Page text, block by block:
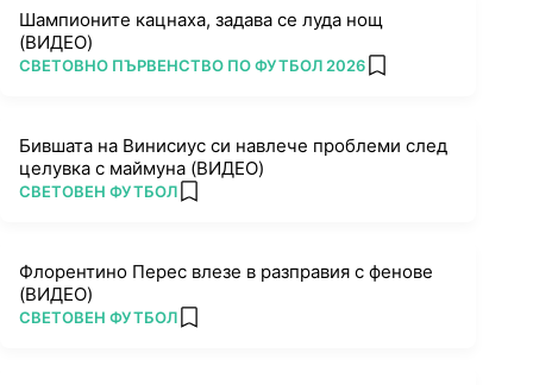
Шампионите кацнаха, задава се луда нощ
(ВИДЕО)
ПОВЕЧЕ ОТ
СВЕТОВНО ПЪРВЕНСТВО ПО ФУТБОЛ 2026 add favorites
Бившата на Винисиус си навлече проблеми след
целувка с маймуна (ВИДЕО)
ПОВЕЧЕ ОТ
СВЕТОВЕН ФУТБОЛ add favorites
Флорентино Перес влезе в разправия с фенове
(ВИДЕО)
ПОВЕЧЕ ОТ
СВЕТОВЕН ФУТБОЛ add favorites